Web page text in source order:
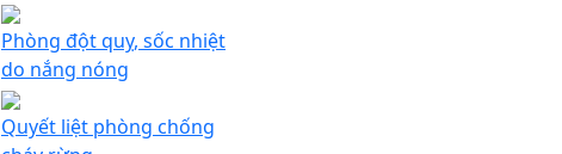
Phòng đột quỵ, sốc nhiệt
do nắng nóng
Quyết liệt phòng chống